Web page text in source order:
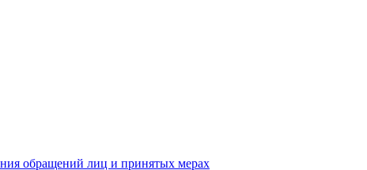
обращений лиц и принятых мерах